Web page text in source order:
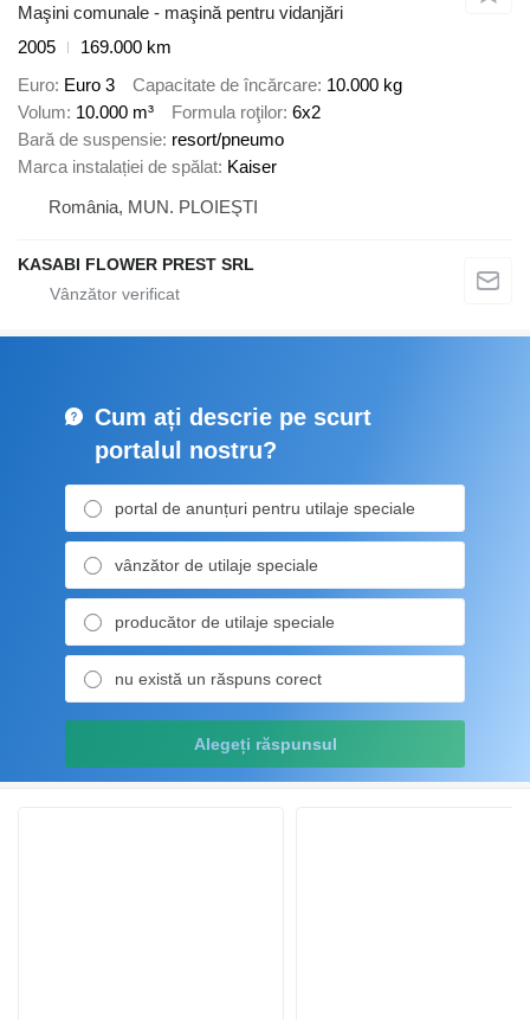
Maşini comunale - maşină pentru vidanjări
2005
169.000 km
Euro Euro 3 Capacitate de încărcare 10.000 kg
Volum 10.000 m³ Formula roţilor 6x2
Bară de suspensie resort/pneumo
Marca instalației de spălat Kaiser
România, MUN. PLOIEŞTI
KASABI FLOWER PREST SRL
Cum ați descrie pe scurt
portalul nostru?
portal de anunțuri pentru utilaje speciale
vânzător de utilaje speciale
producător de utilaje speciale
nu există un răspuns corect
Alegeți răspunsul